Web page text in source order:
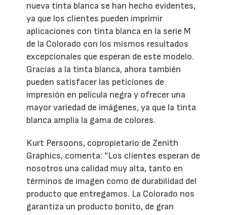
nueva tinta blanca se han hecho evidentes,
ya que los clientes pueden imprimir
aplicaciones con tinta blanca en la serie M
de la Colorado con los mismos resultados
excepcionales que esperan de este modelo.
Gracias a la tinta blanca, ahora también
pueden satisfacer las peticiones de
impresión en película negra y ofrecer una
mayor variedad de imágenes, ya que la tinta
blanca amplía la gama de colores.
Kurt Persoons, copropietario de Zenith
Graphics, comenta: “Los clientes esperan de
nosotros una calidad muy alta, tanto en
términos de imagen como de durabilidad del
producto que entregamos. La Colorado nos
garantiza un producto bonito, de gran